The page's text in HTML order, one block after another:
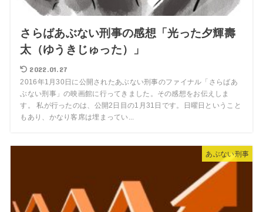
さらばあぶない刑事の感想「光った夕輝壽
太（ゆうきじゅった）」
2022.01.27
2016年1月30日に公開されたあぶない刑事のファイナル「さらばあ
ぶない刑事」の映画館に行ってきました。その感想をお伝えしま
す。 私が行ったのは、公開2日目の1月31日です。日曜日ということ
もあり、かなり客席は埋まってい...
あぶない刑事